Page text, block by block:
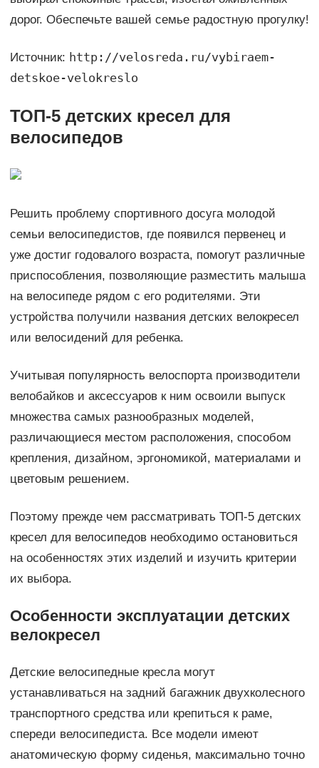
дорог. Обеспечьте вашей семье радостную прогулку!
Источник: http://velosreda.ru/vybiraem-
detskoe-velokreslo
ТОП-5 детских кресел для
велосипедов
Решить проблему спортивного досуга молодой
семьи велосипедистов, где появился первенец и
уже достиг годовалого возраста, помогут различные
приспособления, позволяющие разместить малыша
на велосипеде рядом с его родителями. Эти
устройства получили названия детских велокресел
или велосидений для ребенка.
Учитывая популярность велоспорта производители
велобайков и аксессуаров к ним освоили выпуск
множества самых разнообразных моделей,
различающиеся местом расположения, способом
крепления, дизайном, эргономикой, материалами и
цветовым решением.
Поэтому прежде чем рассматривать ТОП-5 детских
кресел для велосипедов необходимо остановиться
на особенностях этих изделий и изучить критерии
их выбора.
Особенности эксплуатации детских
велокресел
Детские велосипедные кресла могут
устанавливаться на задний багажник двухколесного
транспортного средства или крепиться к раме,
спереди велосипедиста. Все модели имеют
анатомическую форму сиденья, максимально точно